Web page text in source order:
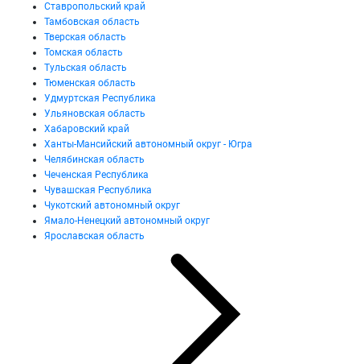
Ставропольский край
Тамбовская область
Тверская область
Томская область
Тульская область
Тюменская область
Удмуртская Республика
Ульяновская область
Хабаровский край
Ханты-Мансийский автономный округ - Югра
Челябинская область
Чеченская Республика
Чувашская Республика
Чукотский автономный округ
Ямало-Ненецкий автономный округ
Ярославская область